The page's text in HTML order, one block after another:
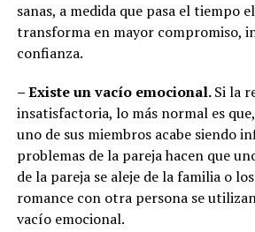
sanas, a medida que pasa el tiempo
transforma en mayor compromiso,
confianza.
– Existe un vacío emocional.Si la
insatisfactoria, lo más normal es
uno de sus miembros acabe siendo
problemas de la pareja hacen que
de la pareja se aleje de la familia o
romance con otra persona se
vacío emocional.